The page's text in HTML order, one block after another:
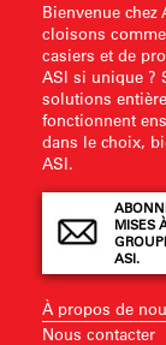
Bienvenue
cloisons
casiers et de
ASI si unique ?
solutions
fonctionnent
dans le choix,
ASI.
MISES
ASI.
À propos de
Nous contacter